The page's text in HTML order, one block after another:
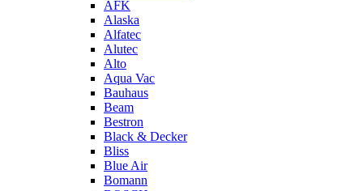
AFK
Alaska
Alfatec
Alutec
Alto
Aqua Vac
Bauhaus
Beam
Bestron
Black & Decker
Bliss
Blue Air
Bomann